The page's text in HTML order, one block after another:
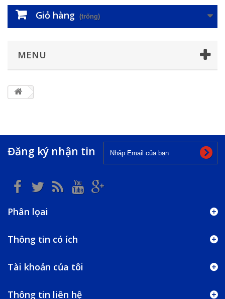
Giỏ hàng (trống)
MENU
Đăng ký nhận tin
Phân lọai
Thông tin có ích
Tài khoản của tôi
Thông tin liên hệ